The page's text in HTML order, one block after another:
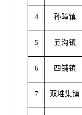
4 孙疃镇
5 五沟镇
6 四铺镇
7 双堆集镇